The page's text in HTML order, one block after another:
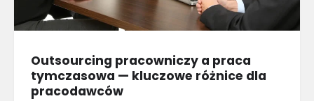
Outsourcing pracowniczy a praca
tymczasowa — kluczowe różnice dla
pracodawców